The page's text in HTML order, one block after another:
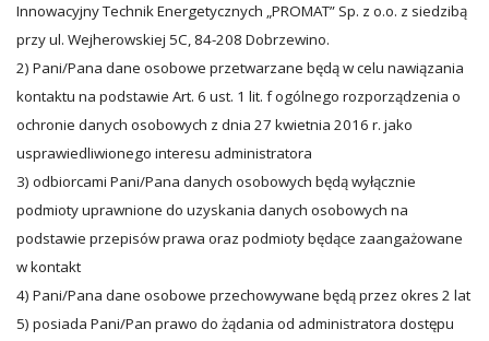
Innowacyjny Technik Energetycznych „PROMAT” Sp. z o.o. z siedzibą
przy ul. Wejherowskiej 5C, 84-208 Dobrzewino.
2) Pani/Pana dane osobowe przetwarzane będą w celu nawiązania
kontaktu na podstawie Art. 6 ust. 1 lit. f ogólnego rozporządzenia o
ochronie danych osobowych z dnia 27 kwietnia 2016 r. jako
usprawiedliwionego interesu administratora
3) odbiorcami Pani/Pana danych osobowych będą wyłącznie
podmioty uprawnione do uzyskania danych osobowych na
podstawie przepisów prawa oraz podmioty będące zaangażowane
w kontakt
4) Pani/Pana dane osobowe przechowywane będą przez okres 2 lat
5) posiada Pani/Pan prawo do żądania od administratora dostępu